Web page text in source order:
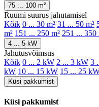
75 ... 100 m²
Ruumi suurus jahutamisel
Kõik 0 ... 30 m² 31 ... 50 m²
m² 151 ... 250 m² 251 ... 350
4 ... 5 kW
Jahutusvõimsus
Kõik 0 ... 2 kW 2 ... 3 kW 3
kW 10 ... 15 kW 15 ... 25
Küsi pakkumist
Küsi pakkumist